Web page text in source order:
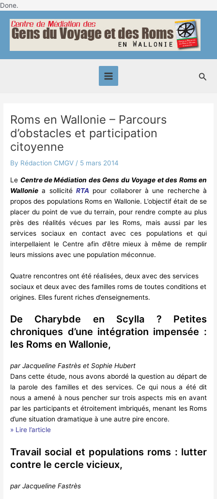
Done.
content
Main
Menu
Roms en Wallonie – Parcours
d’obstacles et participation
citoyenne
By Rédaction CMGV / 5 mars 2014
Le Centre de Médiation des Gens du Voyage et des Roms en
Wallonie a sollicité RTA pour collaborer à une recherche à
propos des populations Roms en Wallonie. L’objectif était de se
placer du point de vue du terrain, pour rendre compte au plus
près des réalités vécues par les Roms, mais aussi par les
services sociaux en contact avec ces populations et qui
interpellaient le Centre afin d’être mieux à même de remplir
leurs missions avec une population méconnue.
Quatre rencontres ont été réalisées, deux avec des services
sociaux et deux avec des familles roms de toutes conditions et
origines. Elles furent riches d’enseignements.
De Charybde en Scylla ? Petites
chroniques d’une intégration impensée :
les Roms en Wallonie,
par Jacqueline Fastrès et Sophie Hubert
Dans cette étude, nous avons abordé la question au départ de
la parole des familles et des services. Ce qui nous a été dit
nous a amené à nous pencher sur trois aspects mis en avant
par les participants et étroitement imbriqués, menant les Roms
d’une situation dramatique à une autre pire encore.
» Lire l’article
Travail social et populations roms : lutter
contre le cercle vicieux,
par Jacqueline Fastrès
navigation